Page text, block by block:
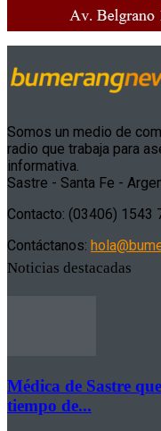
Somos un medio de
radio que trabaja para
informativa.
Sastre - Santa Fe -
Contacto: (03406) 1543
Contáctanos:
Noticias destacadas
Médica de Sastre
tiempo de...